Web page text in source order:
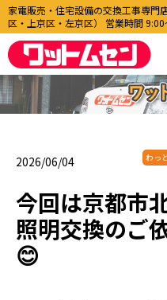
家電販売・住宅設備の交換工事専門
区・上京区・左京区） 営業時間
2026/06/04 わっ
今回は京都市
照明交換のご
😊